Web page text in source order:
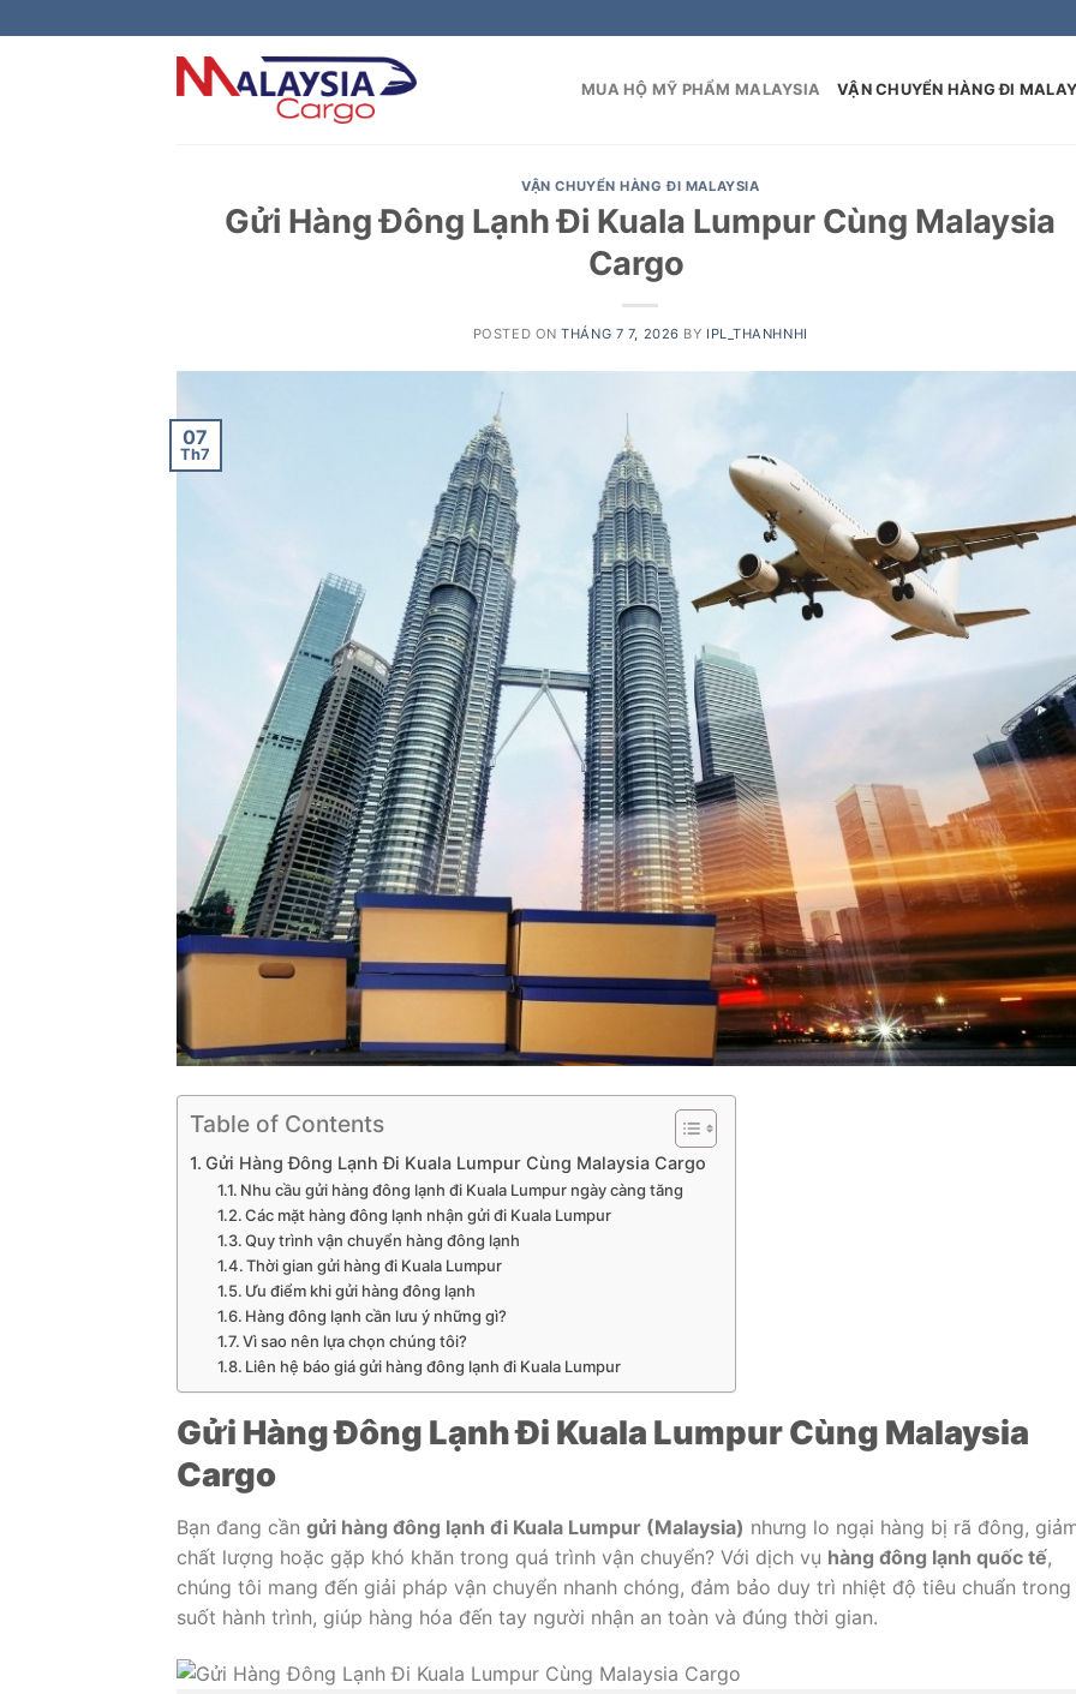
to
MUA HỘ MỸ PHẨM MALAYSIA VẬN CHUYỂN HÀNG ĐI
VẬN CHUYỂN HÀNG ĐI MALAYSIA
Gửi Hàng Đông Lạnh Đi Kuala Lumpur Cùng Malaysia
Cargo
POSTED ONTHÁNG 7 7, 2026 BY IPL_THANHNHI
07
Th7
Table of Contents
Gửi Hàng Đông Lạnh Đi Kuala Lumpur Cùng Malaysia Cargo
Nhu cầu gửi hàng đông lạnh đi Kuala Lumpur ngày càng tăng
Các mặt hàng đông lạnh nhận gửi đi Kuala Lumpur
Quy trình vận chuyển hàng đông lạnh
Thời gian gửi hàng đi Kuala Lumpur
Ưu điểm khi gửi hàng đông lạnh
Hàng đông lạnh cần lưu ý những gì?
Vì sao nên lựa chọn chúng tôi?
Liên hệ báo giá gửi hàng đông lạnh đi Kuala Lumpur
Gửi Hàng Đông Lạnh Đi Kuala Lumpur Cùng Malaysia
Cargo
Bạn đang cần gửi hàng đông lạnh đi Kuala Lumpur (Malaysia) nhưng lo ngại hàng bị rã đông,
chất lượng hoặc gặp khó khăn trong quá trình vận chuyển? Với dịch vụ hàng đông lạnh quốc tế,
chúng tôi mang đến giải pháp vận chuyển nhanh chóng, đảm bảo duy trì nhiệt độ tiêu chuẩn trong
suốt hành trình, giúp hàng hóa đến tay người nhận an toàn và đúng thời gian.